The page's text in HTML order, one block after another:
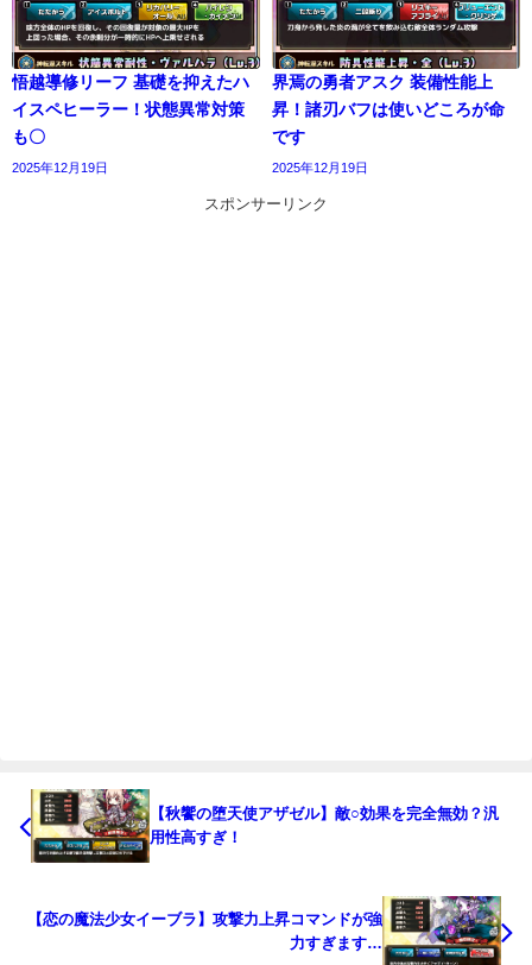
悟越導修リーフ 基礎を抑えたハ
イスペヒーラー！状態異常対策
も〇
2025年12月19日
界焉の勇者アスク 装備性能上
昇！諸刃バフは使いどころが命
です
2025年12月19日
スポンサーリンク
【秋饗の堕天使アザゼル】敵○効果を完全無効？汎
用性高すぎ！
【恋の魔法少女イーブラ】攻撃力上昇コマンドが強
力すぎます…